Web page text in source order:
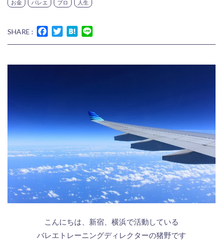
お金 バレエ プロ 人生
SHARE : FacebookTwitterHatena
こんにちは、新宿、横浜で活動している
バレエトレーニングディレクターの猪野です